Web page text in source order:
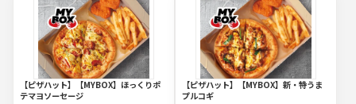
【ピザハット】【MYBOX】ほっくりポ
テマヨソーセージ
【ピザハット】【MYBOX】新・特うま
プルコギ